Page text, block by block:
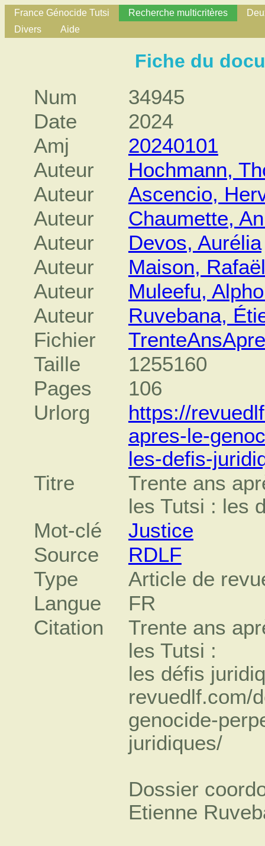
France Génocide Tutsi Recherche multicritères
Divers
Aide
Fiche du
Num
34945
Date
2024
Amj
20240101
Auteur
Hochmann,
Auteur
Ascencio,
Auteur
Chaumette,
Auteur
Devos, Aurélia
Auteur
Maison,
Auteur
Muleefu,
Auteur
Ruvebana,
Fichier
Taille
1255160
Pages
106
Urlorg
https://
apres-le-
les-defis-
Titre
Trente ans
les Tutsi : les
Mot-clé
Justice
Source
RDLF
Type
Article de
Langue
FR
Citation
Trente ans
les Tutsi :
les défis
revuedlf.com/
genocide-
juridiques/
Dossier
Etienne